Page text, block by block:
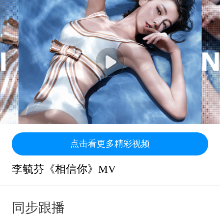
点击看更多精彩视频
李毓芬《相信你》MV
同步跟播